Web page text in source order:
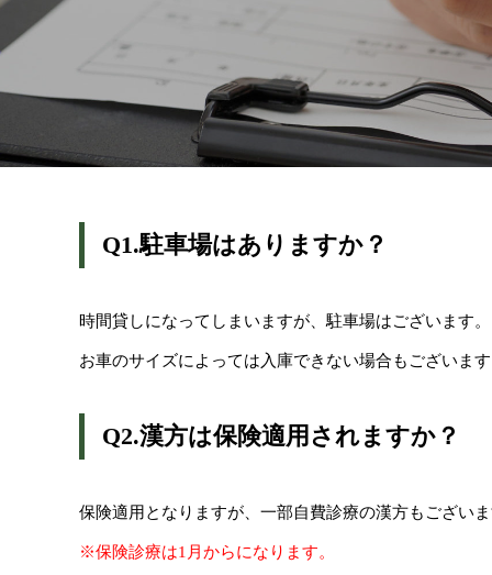
Q1.駐車場はありますか？
時間貸しになってしまいますが、駐車場はございます。
お車のサイズによっては入庫できない場合もございま
Q2.漢方は保険適用されますか？
保険適用となりますが、一部自費診療の漢方もござい
※保険診療は1月からになります。